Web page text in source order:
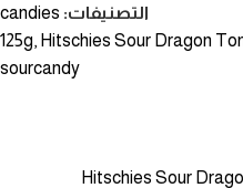
التصنيفات: candies
125g, Hitschies Sour Dragon
sourcandy
Hitschies Sour